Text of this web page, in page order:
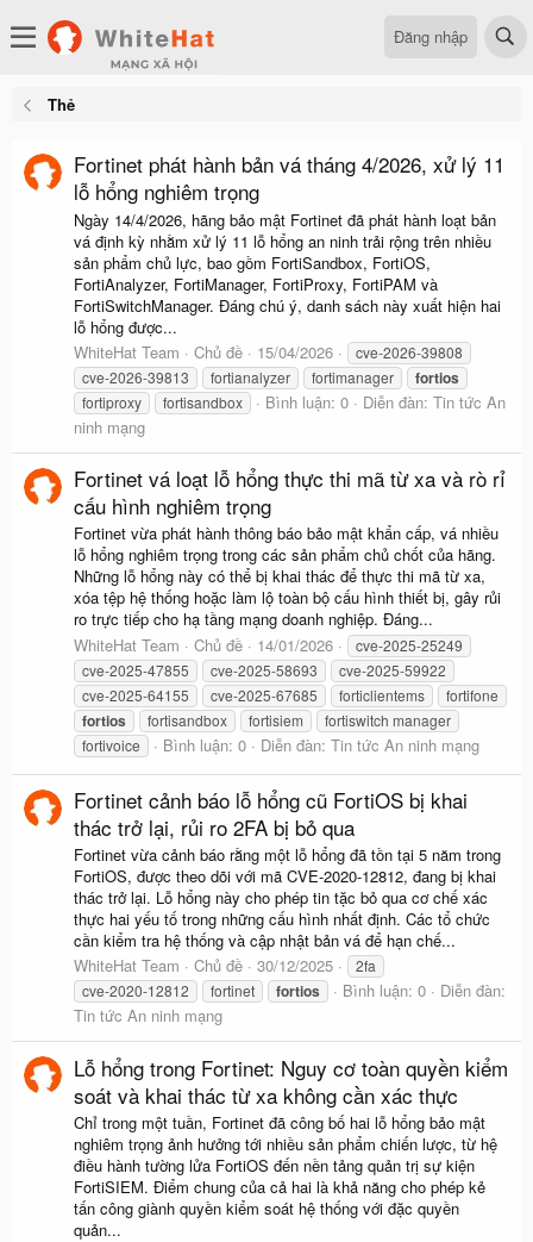
Đăng nhập
Thẻ
Fortinet phát hành bản vá tháng 4/2026, xử lý 11
lỗ hổng nghiêm trọng
Ngày 14/4/2026, hãng bảo mật Fortinet đã phát hành loạt bản
vá định kỳ nhằm xử lý 11 lỗ hổng an ninh trải rộng trên nhiều
sản phẩm chủ lực, bao gồm FortiSandbox, FortiOS,
FortiAnalyzer, FortiManager, FortiProxy, FortiPAM và
FortiSwitchManager. Đáng chú ý, danh sách này xuất hiện hai
lỗ hổng được...
WhiteHat Team
Chủ đề 15/04/2026
cve-2026-39808
cve-2026-39813
fortianalyzer fortimanager fortios
fortiproxy fortisandbox Bình luận: 0 Diễn đàn: Tin tức An
ninh mạng
Fortinet vá loạt lỗ hổng thực thi mã từ xa và rò rỉ
cấu hình nghiêm trọng
Fortinet vừa phát hành thông báo bảo mật khẩn cấp, vá nhiều
lỗ hổng nghiêm trọng trong các sản phẩm chủ chốt của hãng.
Những lỗ hổng này có thể bị khai thác để thực thi mã từ xa,
xóa tệp hệ thống hoặc làm lộ toàn bộ cấu hình thiết bị, gây rủi
ro trực tiếp cho hạ tầng mạng doanh nghiệp. Đáng...
WhiteHat Team
Chủ đề 14/01/2026
cve-2025-25249
cve-2025-47855
cve-2025-58693
cve-2025-59922
cve-2025-64155
cve-2025-67685 forticlientems fortifone
fortios fortisandbox fortisiem
fortiswitch manager
fortivoice
Bình luận: 0 Diễn đàn: Tin tức An ninh mạng
Fortinet cảnh báo lỗ hổng cũ FortiOS bị khai
thác trở lại, rủi ro 2FA bị bỏ qua
Fortinet vừa cảnh báo rằng một lỗ hổng đã tồn tại 5 năm trong
FortiOS, được theo dõi với mã CVE-2020-12812, đang bị khai
thác trở lại. Lỗ hổng này cho phép tin tặc bỏ qua cơ chế xác
thực hai yếu tố trong những cấu hình nhất định. Các tổ chức
cần kiểm tra hệ thống và cập nhật bản vá để hạn chế...
WhiteHat Team
Chủ đề 30/12/2025
2fa
cve-2020-12812
fortinet fortios Bình luận: 0
Diễn đàn:
Tin tức An ninh mạng
Lỗ hổng trong Fortinet: Nguy cơ toàn quyền kiểm
soát và khai thác từ xa không cần xác thực
Chỉ trong một tuần, Fortinet đã công bố hai lỗ hổng bảo mật
nghiêm trọng ảnh hưởng tới nhiều sản phẩm chiến lược, từ hệ
điều hành tường lửa FortiOS đến nền tảng quản trị sự kiện
FortiSIEM. Điểm chung của cả hai là khả năng cho phép kẻ
tấn công giành quyền kiểm soát hệ thống với đặc quyền
quản...